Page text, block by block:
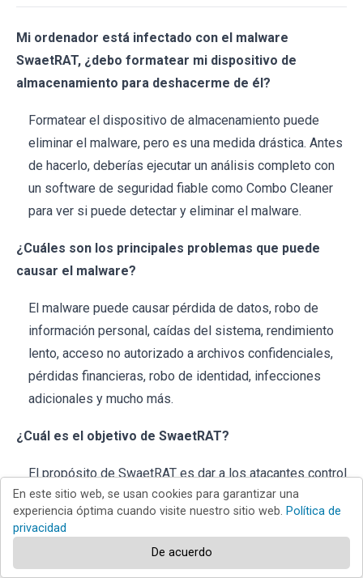
Mi ordenador está infectado con el malware
SwaetRAT, ¿debo formatear mi dispositivo de
almacenamiento para deshacerme de él?
Formatear el dispositivo de almacenamiento puede
eliminar el malware, pero es una medida drástica. Antes
de hacerlo, deberías ejecutar un análisis completo con
un software de seguridad fiable como Combo Cleaner
para ver si puede detectar y eliminar el malware.
¿Cuáles son los principales problemas que puede
causar el malware?
El malware puede causar pérdida de datos, robo de
información personal, caídas del sistema, rendimiento
lento, acceso no autorizado a archivos confidenciales,
pérdidas financieras, robo de identidad, infecciones
adicionales y mucho más.
¿Cuál es el objetivo de SwaetRAT?
El propósito de SwaetRAT es dar a los atacantes control
remoto sobre los sistemas infectados. Puede realizar
varias acciones maliciosas como robar datos, hacer
capturas de pantalla, capturar pulsaciones de teclas y
En este sitio web, se usan cookies para garantizar una
experiencia óptima cuando visite nuestro sitio web. Política de
privacidad
De acuerdo